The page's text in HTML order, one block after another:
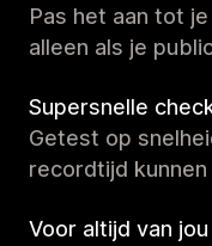
Pas het aan tot
alleen als je
Supersnelle
Getest op
recordtijd
Voor altijd van jou